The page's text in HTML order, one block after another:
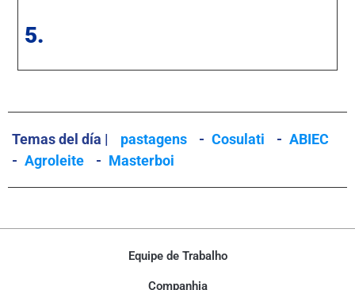
5.
Temas del día | pastagens - Cosulati - ABIEC
- Agroleite - Masterboi
Equipe de Trabalho
Companhia